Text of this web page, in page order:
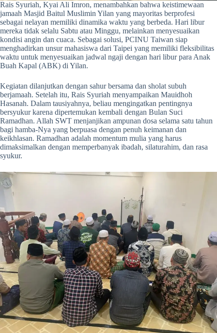
Rais Syuriah, Kyai Ali Imron, menambahkan bahwa keistimewaan
jamaah Masjid Baitul Muslimin Yilan yang mayoritas berprofesi
sebagai nelayan memiliki dinamika waktu yang berbeda. Hari libur
mereka tidak selalu Sabtu atau Minggu, melainkan menyesuaikan
kondisi angin dan cuaca. Sebagai solusi, PCINU Taiwan siap
menghadirkan unsur mahasiswa dari Taipei yang memiliki fleksibilitas
waktu untuk menyesuaikan jadwal ngaji dengan hari libur para Anak
Buah Kapal (ABK) di Yilan.
Kegiatan dilanjutkan dengan sahur bersama dan sholat subuh
berjamaah. Setelah itu, Rais Syuriah menyampaikan Mauidhoh
Hasanah. Dalam tausiyahnya, beliau mengingatkan pentingnya
bersyukur karena dipertemukan kembali dengan Bulan Suci
Ramadhan. Allah SWT menjanjikan ampunan dosa selama satu tahun
bagi hamba-Nya yang berpuasa dengan penuh keimanan dan
keikhlasan. Ramadhan adalah momentum mulia yang harus
dimaksimalkan dengan memperbanyak ibadah, silaturahim, dan rasa
syukur.